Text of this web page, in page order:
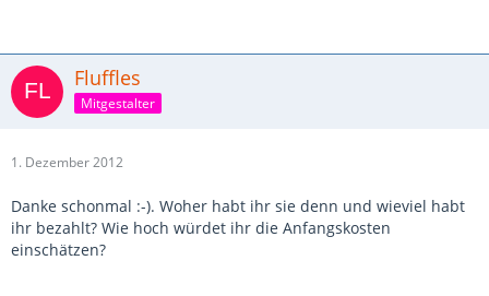
Fluffles
Mitgestalter
1. Dezember 2012
Danke schonmal :-). Woher habt ihr sie denn und wieviel habt
ihr bezahlt? Wie hoch würdet ihr die Anfangskosten
einschätzen?